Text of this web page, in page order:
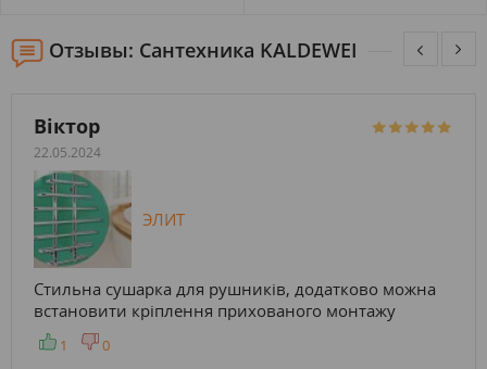
Отзывы: Сантехника KALDEWEI
Віктор
22.05.2024
ЭЛИТ
Стильна сушарка для рушників, додатково можна
встановити кріплення прихованого монтажу
1 0